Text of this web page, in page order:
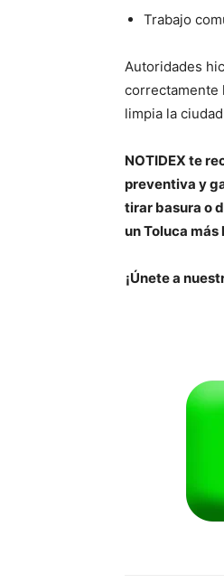
Trabajo
Autoridades
correctamente
limpia la
NOTIDEX te
preventiva y
tirar basura o
un Toluca más
¡Únete a